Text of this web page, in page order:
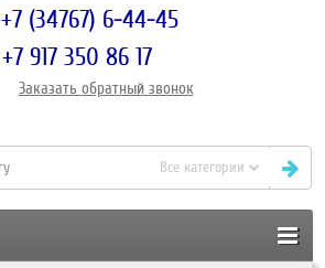
+7 (34767) 6-44-45
+7 917 350 86 17
Заказать обратный звонок
Все категории